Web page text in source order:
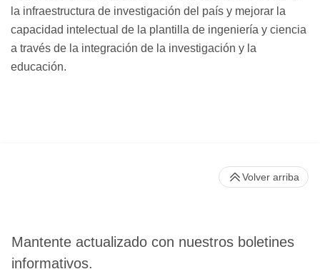
la infraestructura de investigación del país y mejorar la
capacidad intelectual de la plantilla de ingeniería y ciencia
a través de la integración de la investigación y la
educación.
Mantente actualizado con nuestros boletines
informativos.
Volver arriba